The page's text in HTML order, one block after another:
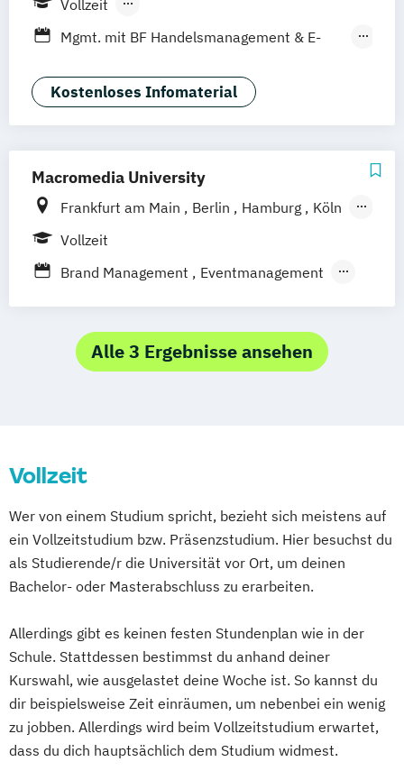
Stuttgart
Vollzeit
Berufsbegleitendes Präsenzstudium
Mgmt. mit BF Handelsmanagement & E-
Social Media Studies Sportmanagement
Kostenloses Infomaterial
Macromedia University
Frankfurt am Main Berlin Hamburg
Köln
Leipzig
Vollzeit
Brand Management
Eventmanagement
Medien- und Kommuni­kations­management
Strategisches Marketing
Alle 3 Ergebnisse ansehen
Vollzeit
Wer von einem Studium spricht, bezieht sich meistens auf
ein Vollzeitstudium bzw. Präsenzstudium. Hier besuchst du
als Studierende/r die Universität vor Ort, um deinen
Bachelor- oder Masterabschluss zu erarbeiten.
Allerdings gibt es keinen festen Stundenplan wie in der
Schule. Stattdessen bestimmst du anhand deiner
Kurswahl, wie ausgelastet deine Woche ist. So kannst du
dir beispielsweise Zeit einräumen, um nebenbei ein wenig
zu jobben. Allerdings wird beim Vollzeitstudium erwartet,
dass du dich hauptsächlich dem Studium widmest.